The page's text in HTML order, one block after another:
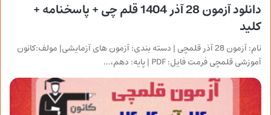
دانلود آزمون 28 آذر 1404 قلم چی + پاسخنامه +
کلید
نام: آزمون 28 آذر قلمچی | دسته بندی: آزمون های آزمایشی| مولف:کانون
آموزشی قلمچی فرمت فایل: PDF | پایه: دهم،…